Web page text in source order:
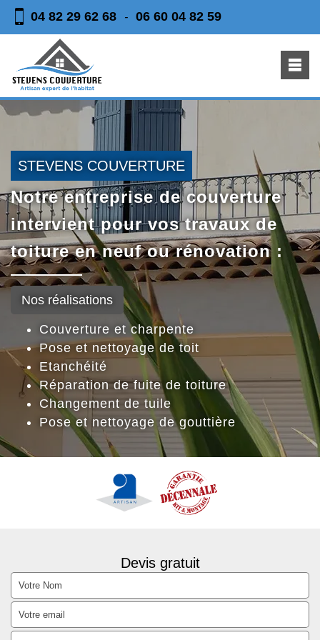
04 82 29 62 68 - 06 60 04 82 59
STEVENS COUVERTURE
Notre entreprise de couverture
intervient pour vos travaux de
toiture en neuf ou rénovation :
Nos réalisations
Couverture et charpente
Pose et nettoyage de toit
Etanchéité
Réparation de fuite de toiture
Changement de tuile
Pose et nettoyage de gouttière
Devis gratuit